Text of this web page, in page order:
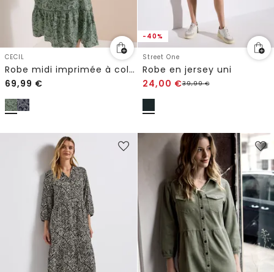
CECIL
Robe midi imprimée à col fendu
69,99 €
-40%
Street One
Robe en jersey uni
24,00 €39,99€